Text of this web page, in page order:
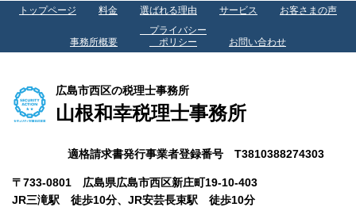
トップページ 料金 選ばれる理由 サービス お客さまの声
事務所概要
プライバシー
ポリシー
お問い合わせ
広島市西区の税理士事務所
山根和幸税理士事務所
適格請求書発行事業者登録番号 T3810388274303
〒733-0801 広島県広島市西区新庄町19-10-403
JR三滝駅 徒歩10分、 JR安芸長束駅 徒歩10分